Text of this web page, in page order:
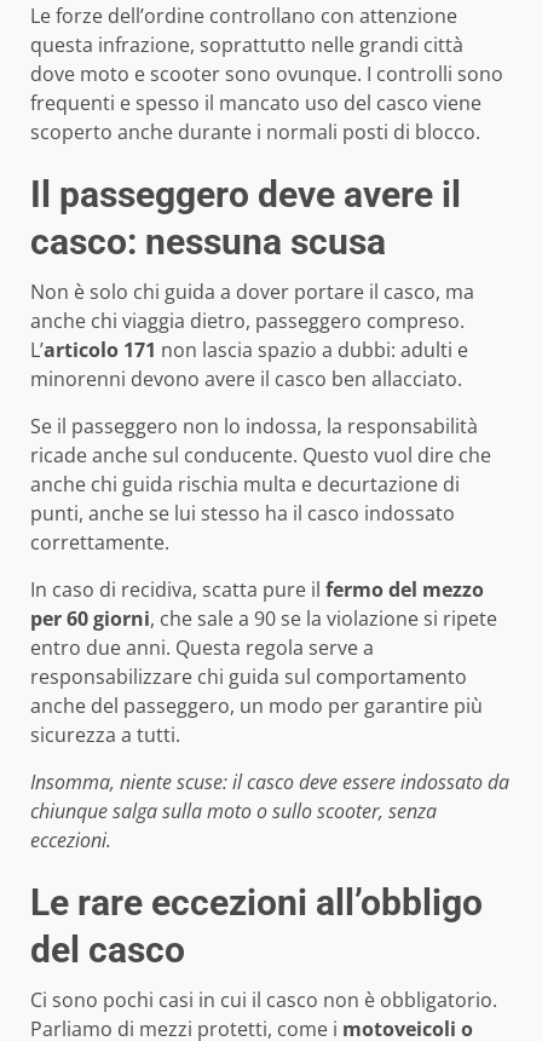
Le forze dell’ordine controllano con attenzione
questa infrazione, soprattutto nelle grandi città
dove moto e scooter sono ovunque. I controlli sono
frequenti e spesso il mancato uso del casco viene
scoperto anche durante i normali posti di blocco.
Il passeggero deve avere il
casco: nessuna scusa
Non è solo chi guida a dover portare il casco, ma
anche chi viaggia dietro, passeggero compreso.
L’articolo 171 non lascia spazio a dubbi: adulti e
minorenni devono avere il casco ben allacciato.
Se il passeggero non lo indossa, la responsabilità
ricade anche sul conducente. Questo vuol dire che
anche chi guida rischia multa e decurtazione di
punti, anche se lui stesso ha il casco indossato
correttamente.
In caso di recidiva, scatta pure il fermo del mezzo
per 60 giorni, che sale a 90 se la violazione si ripete
entro due anni. Questa regola serve a
responsabilizzare chi guida sul comportamento
anche del passeggero, un modo per garantire più
sicurezza a tutti.
Insomma, niente scuse: il casco deve essere indossato da
chiunque salga sulla moto o sullo scooter, senza
eccezioni.
Le rare eccezioni all’obbligo
del casco
Ci sono pochi casi in cui il casco non è obbligatorio.
Parliamo di mezzi protetti, come i motoveicoli o